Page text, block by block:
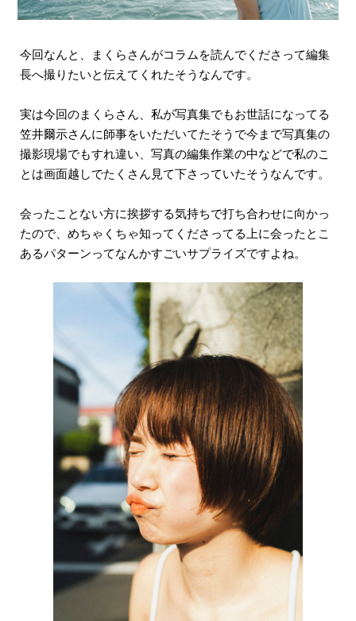
今回なんと、まくらさんがコラムを読んでくださって編集
長へ撮りたいと伝えてくれたそうなんです。
実は今回のまくらさん、私が写真集でもお世話になってる
笠井爾示さんに師事をいただいてたそうで今まで写真集の
撮影現場でもすれ違い、写真の編集作業の中などで私のこ
とは画面越しでたくさん見て下さっていたそうなんです。
会ったことない方に挨拶する気持ちで打ち合わせに向かっ
たので、めちゃくちゃ知ってくださってる上に会ったとこ
あるパターンってなんかすごいサプライズですよね。